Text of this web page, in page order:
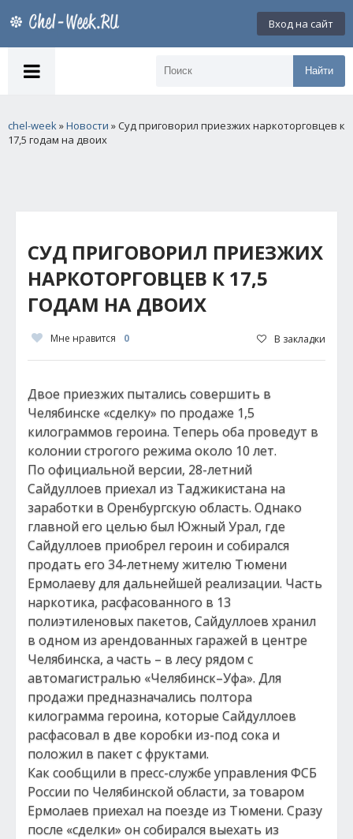
Вход на сайт
Найти
chel-week»Новости » Суд приговорил приезжих наркоторговцев к
17,5 годам на двоих
СУД ПРИГОВОРИЛ ПРИЕЗЖИХ
НАРКОТОРГОВЦЕВ К 17,5
ГОДАМ НА ДВОИХ
Мне нравится 0 В закладки
Двое приезжих пытались совершить в
Челябинске «сделку» по продаже 1,5
килограммов героина. Теперь оба проведут в
колонии строгого режима около 10 лет.
По официальной версии, 28-летний
Сайдуллоев приехал из Таджикистана на
заработки в Оренбургскую область. Однако
главной его целью был Южный Урал, где
Сайдуллоев приобрел героин и собирался
продать его 34-летнему жителю Тюмени
Ермолаеву для дальнейшей реализации. Часть
наркотика, расфасованного в 13
полиэтиленовых пакетов, Сайдуллоев хранил
в одном из арендованных гаражей в центре
Челябинска, а часть – в лесу рядом с
автомагистралью «Челябинск–Уфа». Для
продажи предназначались полтора
килограмма героина, которые Сайдуллоев
расфасовал в две коробки из-под сока и
положил в пакет с фруктами.
Как сообщили в пресс-службе управления ФСБ
России по Челябинской области, за товаром
Ермолаев приехал на поезде из Тюмени. Сразу
после «сделки» он собирался выехать из